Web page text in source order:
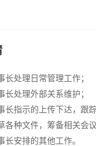
长处理日常管理工作；
长处理外部关系维护；
长指示的上传下达，跟
各种文件，筹备相关会
长安排的其他工作。